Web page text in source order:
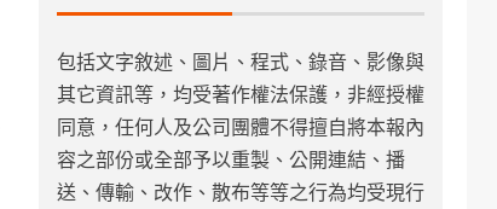
包括文字敘述、圖片、程式、錄音、影像與
其它資訊等，均受著作權法保護，非經授權
同意，任何人及公司團體不得擅自將本報內
容之部份或全部予以重製、公開連結、播
送、傳輸、改作、散布等等之行為均受現行